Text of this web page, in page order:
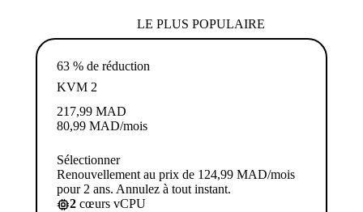
LE PLUS POPULAIRE
63 % de réduction
KVM 2
217,99 MAD
80,99 MAD/mois
Sélectionner
Renouvellement au prix de 124,99 MAD/mois
pour 2 ans. Annulez à tout instant.
2 cœurs vCPU